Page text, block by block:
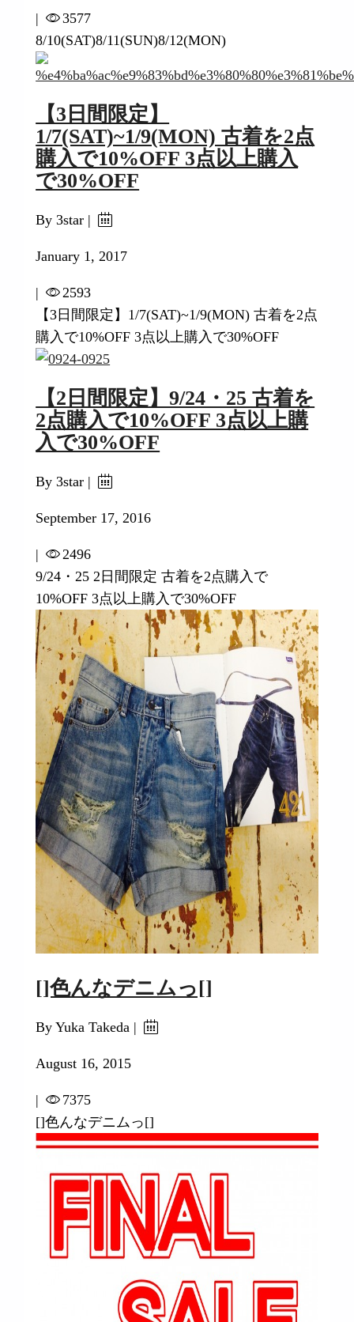
|
3577
8/10(SAT)8/11(SUN)8/12(MON)
【3日間限定】
1/7(SAT)~1/9(MON) 古着を2点
購入で10%OFF 3点以上購入
で30%OFF
By 3star |
January 1, 2017
|
2593
【3日間限定】1/7(SAT)~1/9(MON) 古着を2点
購入で10%OFF 3点以上購入で30%OFF
【2日間限定】9/24・25 古着を
2点購入で10%OFF 3点以上購
入で30%OFF
By 3star |
September 17, 2016
|
2496
9/24・25 2日間限定 古着を2点購入で
10%OFF 3点以上購入で30%OFF
[]色んなデニムっ[]
By Yuka Takeda |
August 16, 2015
|
7375
[]色んなデニムっ[]